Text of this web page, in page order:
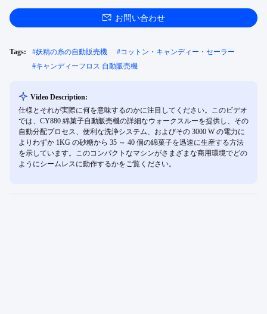
お問い合わせ
Tags: #妖精の糸の自動販売機 #コットン・キャンディー・セーラー
#キャンディーフロス 自動販売機
Video Description:
仕様とそれが実際に何を意味するのかに注目してください。このビデオ
では、CY880 綿菓子自動販売機の詳細なウォークスルーを提供し、その
自動分配プロセス、便利な洗浄システム、およびその 3000 W の電力に
よりわずか 1KG の砂糖から 35 ～ 40 個の綿菓子を迅速に生産する方法
を示しています。このコンパクトなマシンがさまざまな商用環境でどの
ようにシームレスに動作するかをご覧ください。